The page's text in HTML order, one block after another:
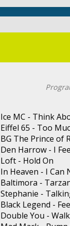
Ice MC - Think
Eiffel 65 - Too
BG The Prince of
Den Harrow - I
Loft - Hold On
In Heaven - I Can
Baltimora -
Stephanie -
Black Legend -
Double You -